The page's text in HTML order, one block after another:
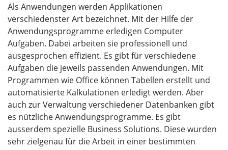
Als Anwendungen werden Applikationen
verschiedenster Art bezeichnet. Mit der Hilfe der
Anwendungsprogramme erledigen Computer
Aufgaben. Dabei arbeiten sie professionell und
ausgesprochen effizient. Es gibt für verschiedene
Aufgaben die jeweils passenden Anwendungen. Mit
Programmen wie Office können Tabellen erstellt und
automatisierte Kalkulationen erledigt werden. Aber
auch zur Verwaltung verschiedener Datenbanken gibt
es nützliche Anwendungsprogramme. Es gibt
ausserdem spezielle Business Solutions. Diese wurden
sehr zielgenau für die Arbeit in einer bestimmten